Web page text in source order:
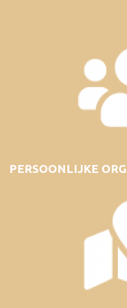
PERSOONLIJKE